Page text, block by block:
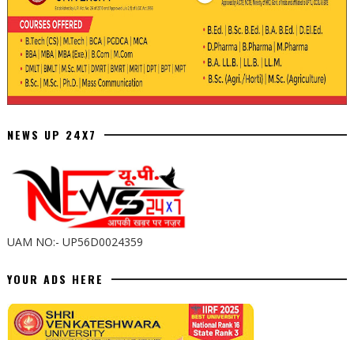
NEWS UP 24X7
UAM NO:- UP56D0024359
YOUR ADS HERE